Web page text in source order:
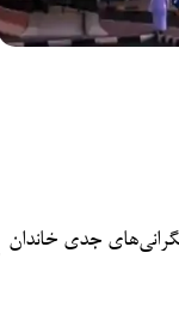
جدی خاندان